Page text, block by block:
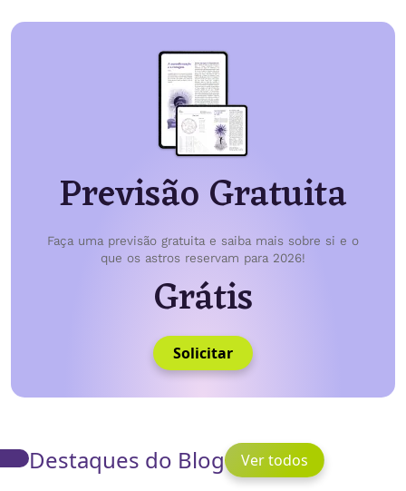
Previsão Gratuita
Faça uma previsão gratuita e saiba mais sobre si e o
que os astros reservam para 2026!
Grátis
Solicitar
Destaques do Blog Ver todos